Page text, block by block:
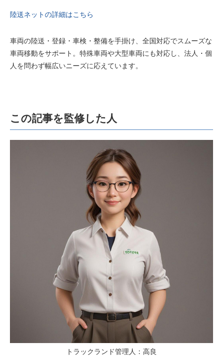
陸送ネットの詳細はこちら
車両の陸送・登録・車検・整備を手掛け、全国対応でスムーズな
車両移動をサポート。特殊車両や大型車両にも対応し、法人・個
人を問わず幅広いニーズに応えています。
この記事を監修した人
トラックランド管理人：高良